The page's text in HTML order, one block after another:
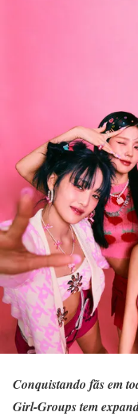
Conquistando fãs em
Girl-Groups tem